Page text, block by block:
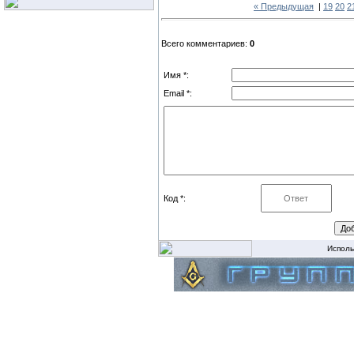
« Предыдущая | 19 20
Всего комментариев: 0
Имя *:
Email *:
Код *: